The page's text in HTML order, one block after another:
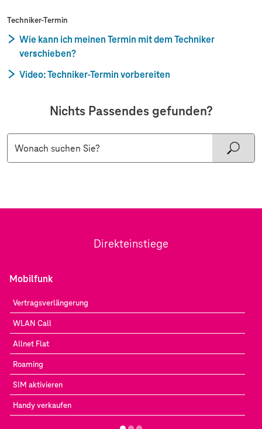
Techniker-Termin
Wie kann ich meinen Termin mit dem Techniker
verschieben?
Video: Techniker-Termin vorbereiten
Nichts Passendes gefunden?
Direkteinstiege
Mobilfunk
Vertragsverlängerung
WLAN Call
Allnet Flat
Roaming
SIM aktivieren
Handy verkaufen